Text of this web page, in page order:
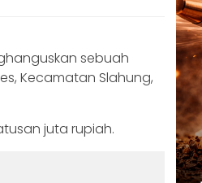
sebuah
Kecamatan Slahung,
juta rupiah.